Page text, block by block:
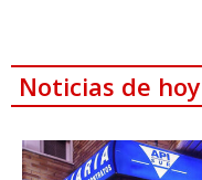
Noticias de hoy